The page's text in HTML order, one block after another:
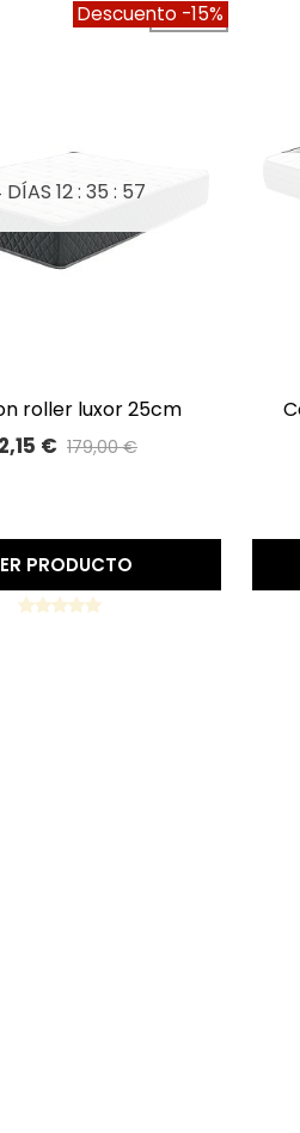
Oferta!
Descuento -15%
A LISTA DE DESEOS
DÍAS 12 : 35 : 56
roller luxor 25cm
€ 179,00 €
PRODUCTO